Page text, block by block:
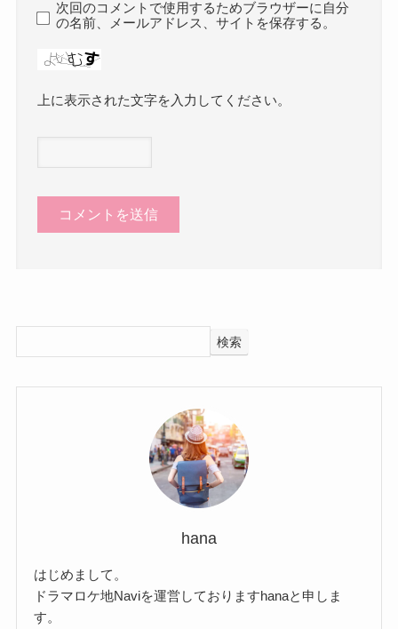
次回のコメントで使用するためブラウザーに自分
の名前、メールアドレス、サイトを保存する。
上に表示された文字を入力してください。
検索
hana
はじめまして。
ドラマロケ地Naviを運営しておりますhanaと申しま
す。